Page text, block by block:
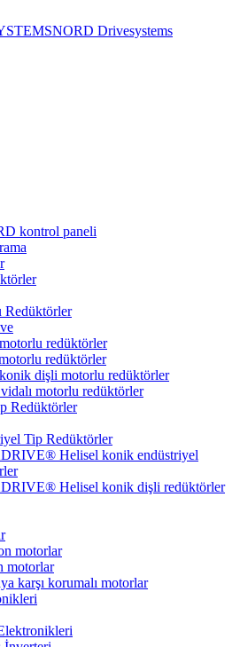
NORD Drivesystems
kontrol paneli
Redüktörler
redüktörler
redüktörler
dişli motorlu redüktörler
motorlu redüktörler
Redüktörler
Tip Redüktörler
Helisel konik endüstriyel
Helisel konik dişli redüktörler
motorlar
motorlar
karşı korumalı motorlar